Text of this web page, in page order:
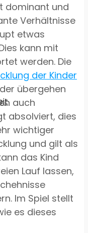
dominant und
Verhältnisse
etwas
kann mit
werden. Die
der Kinder
übergehen
auch
absolviert, dies
wichtiger
und gilt als
das Kind
Lauf lassen,
Im Spiel stellt
es dieses